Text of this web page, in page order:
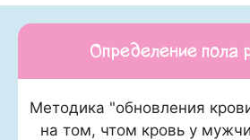
Определение пола
Методика "обновления
на том, чтом кровь у